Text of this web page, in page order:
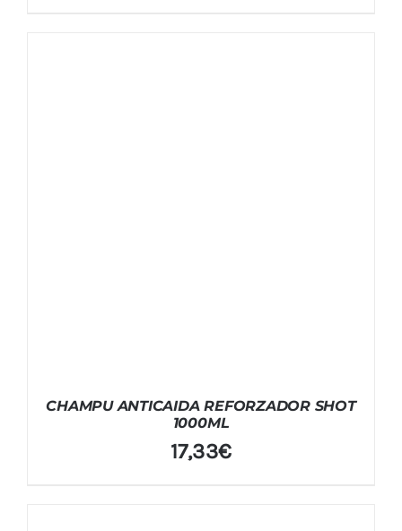
CHAMPU ANTICAIDA REFORZADOR SHOT
1000ML
17,33€